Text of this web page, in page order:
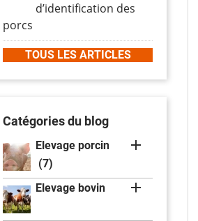
d’identification des
porcs
TOUS LES ARTICLES
Catégories du blog
Elevage porcin
(7)

Elevage bovin 